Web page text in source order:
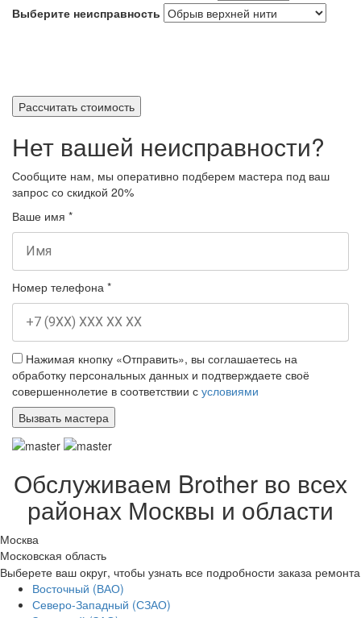
Выберите неисправность
Рассчитать стоимость
Нет вашей неисправности?
Сообщите нам, мы оперативно подберем мастера под ваш
запрос со скидкой 20%
Ваше имя *
Номер телефона *
Нажимая кнопку «Отправить», вы соглашаетесь на
обработку персональных данных и подтверждаете своё
совершеннолетие в соответствии с условиями
Обслуживаем Brother во всех
районах Москвы и области
Москва
Московская область
Выберете ваш округ, чтобы узнать все подробности заказа ремонта
Восточный (ВАО)
Северо-Западный (СЗАО)